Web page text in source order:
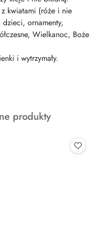
kwiatami (róże i nie
ornamenty,
Wielkanoc, Boże
i wytrzymały.
produkty